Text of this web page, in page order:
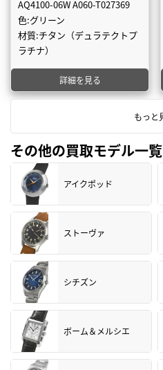
AQ4100-06W A060-T027369
色:グリーン
材質:チタン（デュラテクトプ
ラチナ）
詳細を見る
もっと
その他の買取モデル一覧
アイクポッド
ストーヴァ
シチズン
ボーム＆メルシエ